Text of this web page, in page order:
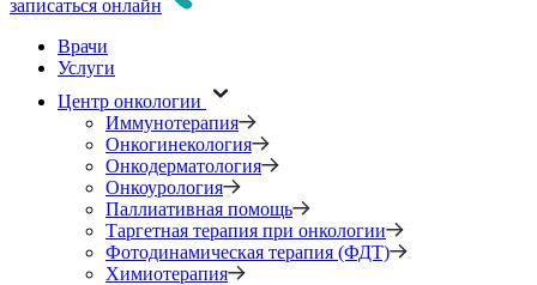
записаться онлайн
Врачи
Услуги
Центр онкологии
Иммунотерапия
Онкогинекология
Онкодерматология
Онкоурология
Паллиативная помощь
Таргетная терапия при онкологии
Фотодинамическая терапия (ФДТ)
Химиотерапия